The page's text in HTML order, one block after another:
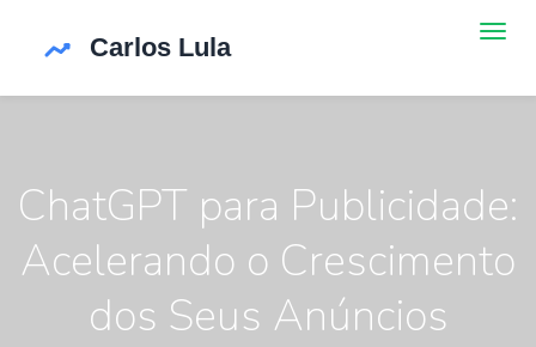
ChatGPT para Publicidade:
Acelerando o Crescimento
dos Seus Anúncios